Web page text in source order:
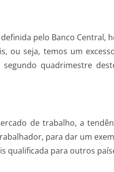
pelo Banco
ou seja, temos um
quadrimestre
de trabalho, a
para dar um
qualificada para outros